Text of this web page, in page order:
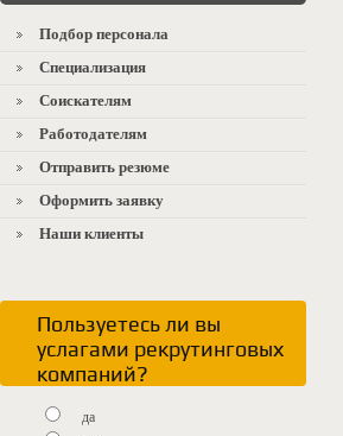
Подбор персонала
Специализация
Соискателям
Работодателям
Отправить резюме
Оформить заявку
Наши клиенты
Пользуетесь ли вы
услагами рекрутинговых
компаний?
да